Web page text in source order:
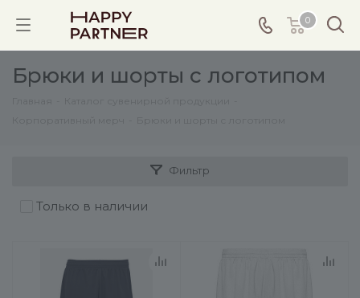
0
Брюки и шорты с логотипом
Фильтр
Только в наличии